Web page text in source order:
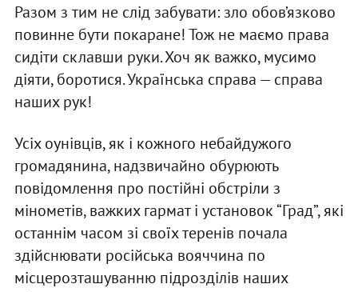
Разом з тим не слід забувати: зло обов’язково
повинне бути покаране! Тож не маємо права
сидіти склавши руки. Хоч як важко, мусимо
діяти, боротися. Українська справа — справа
наших рук!
Усіх оунівців, як і кожного небайдужого
громадянина, надзвичайно обурюють
повідомлення про постійні обстріли з
мінометів, важких гармат і установок “Град”, які
останнім часом зі своїх теренів почала
здійснювати російська вояччина по
місцерозташуванню підрозділів наших